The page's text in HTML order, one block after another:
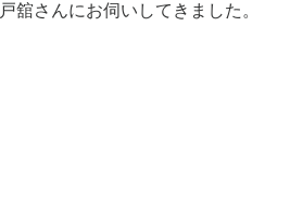
舘さんにお伺いしてきました。